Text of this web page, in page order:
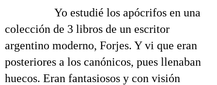
Yo estudié los apócrifos en una
colección de 3 libros de un escritor
argentino moderno, Forjes. Y vi que eran
posteriores a los canónicos, pues llenaban
huecos. Eran fantasiosos y con visión